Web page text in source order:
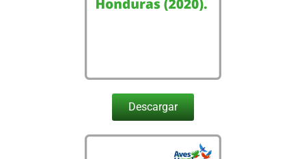
Descargar